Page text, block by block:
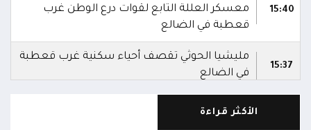
15:40
معسكر العللة التابع لقوات درع الوطن غرب
قعطبة في الضالع
15:37
مليشيا الحوثي تقصف أحياء سكنية غرب قعطبة
في الضالع
قصف حوثي عشوائي بالسلاح الثقيل يستهدف
الأكثر قراءة